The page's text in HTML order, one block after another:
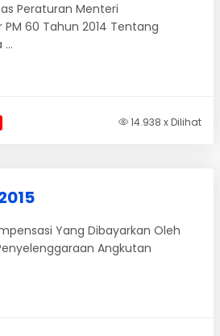
Peraturan Menteri
60 Tahun 2014 Tentang
14.938 x Dilihat
Yang Dibayarkan Oleh
Angkutan